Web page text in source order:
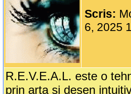
Scris:
6, 2025
R.E.V.E.A.L. este o
prin arta si desen